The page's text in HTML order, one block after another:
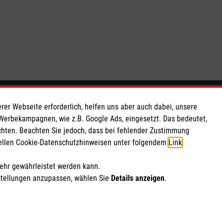
e.V.
So finden Sie uns
Kernenstraße 95
72202 Nagold
kinderhospiz.calw@malteser.org
Webseite erforderlich, helfen uns aber auch dabei, unsere
wie z.B. Google Ads, eingesetzt. Das bedeutet,
Beachten Sie jedoch, dass bei fehlender Zustimmung
Cookie-Datenschutzhinweisen unter folgendem Link
gewährleistet werden kann.
anzupassen, wählen Sie Details anzeigen.